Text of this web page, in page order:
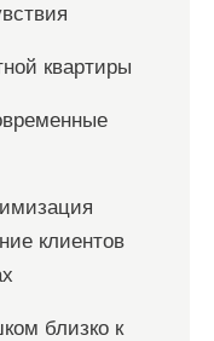
квартиры
клиентов
близко к